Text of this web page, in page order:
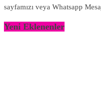
sayfamızı veya Whatsapp
Yeni Eklenenler